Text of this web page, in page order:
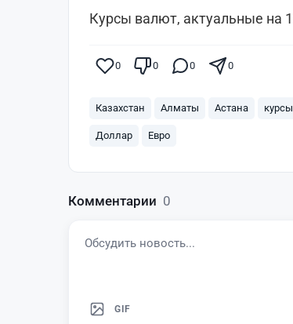
Курсы валют, актуальные на
0 0 0 0
Казахстан Алматы Астана
Доллар Евро
Комментарии 0
GIF